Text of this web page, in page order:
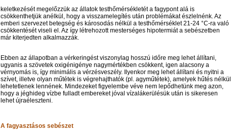
keletkezését megelőzzük az állatok testhőmérsékletét a fagypont alá is
csökkenthetjük anélkül, hogy a visszamelegítés után problémákat észlelnénk. Az
emberi szervezet betegség és károsodás nélkül a testhőmérséklet 21-24 °C-ra való
csökkentését viseli el. Az így létrehozott mesterséges hipotermiát a sebészetben
már kiterjedten alkalmazzák.
Ebben az állapotban a vérkeringést viszonylag hosszú időre meg lehet állítani,
ugyanis a szövetek oxigénigénye nagymértékben csökkent, igen alacsony a
vérnyomás is, így minimális a vérzésveszély. Ilyenkor meg lehet állítani és nyitni a
szívet, illetve olyan műtétek is végrehajthatók (pl. agyműtétek), amelyek hűtés nélkül
lehetetlenek lennének. Mindezeket figyelembe véve nem lepődhetünk meg azon,
hogy a jéghideg vízbe fulladt embereket jóval vízalákerülésük után is sikeresen
lehet újraéleszteni.
A fagyasztásos sebészet